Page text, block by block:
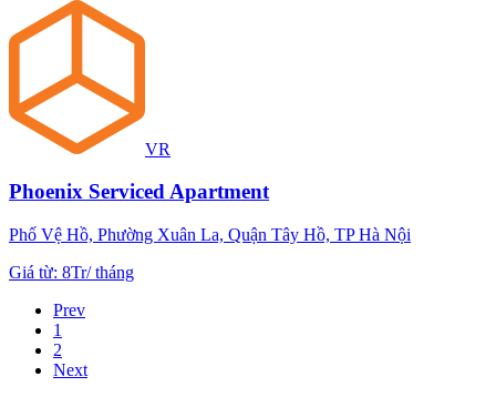
VR
Phoenix Serviced Apartment
Phố Vệ Hồ, Phường Xuân La, Quận Tây Hồ, TP Hà Nội
Giá từ: 8Tr/tháng
Prev
1
2
Next